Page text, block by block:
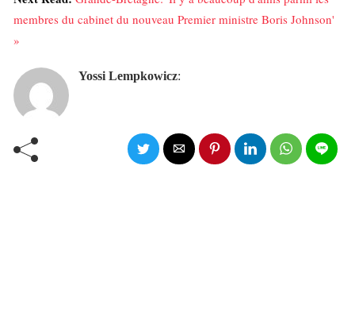
membres du cabinet du nouveau Premier ministre Boris Johnson'
»
Yossi Lempkowicz: